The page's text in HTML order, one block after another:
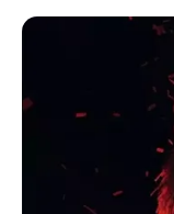
Heriss Skuyy adalah
Ia mulai dikenal